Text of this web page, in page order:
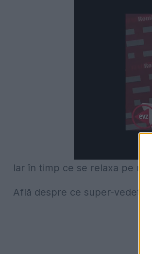
Iar în timp ce se relaxa pe
Află despre ce super-vedetă